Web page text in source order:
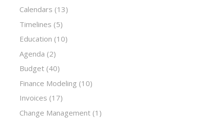
Calendars (13)
Timelines (5)
Education (10)
Agenda (2)
Budget (40)
Finance Modeling (10)
Invoices (17)
Change Management (1)